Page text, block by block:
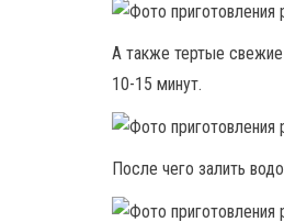
А также тертые
10-15 минут.
После чего залить